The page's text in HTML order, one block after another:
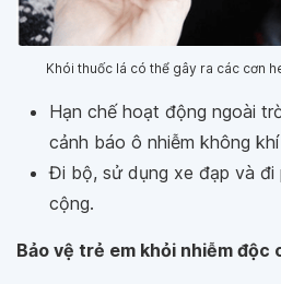
Khói thuốc lá có thể gây ra các cơn
Hạn chế hoạt động ngoài
cảnh báo ô nhiễm không
Đi bộ, sử dụng xe đạp và đi
cộng.
Bảo vệ trẻ em khỏi nhiễm độc